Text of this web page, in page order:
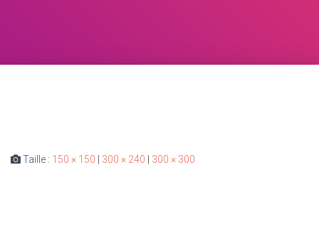
Taille : 150 × 150 300 × 240 300 × 300